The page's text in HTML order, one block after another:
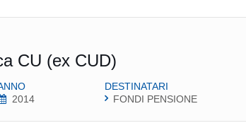
CU (ex CUD)
2014
DESTINATARI
FONDI PENSIONE